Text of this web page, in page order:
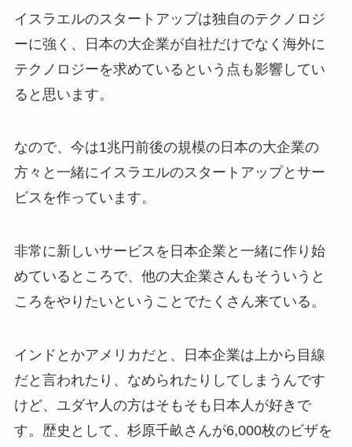
イスラエルのスタートアップは独自のテクノロジ
ーに強く、日本の大企業が自社だけでなく海外に
テクノロジーを求めているという点も影響してい
ると思います。
なので、今は1兆円前後の規模の日本の大企業の
方々と一緒にイスラエルのスタートアップとサー
ビスを作っています。
非常に新しいサービスを日本企業と一緒に作り始
めているところで、他の大企業さんもそういうと
ころをやりたいということでたくさん来ている。
インドとかアメリカだと、日本企業は上から目線
だと言われたり、なめられたりしてしまうんです
けど、ユダヤ人の方はそもそも日本人が好きで
す。歴史として、杉原千畝さんが6,000枚のビザを